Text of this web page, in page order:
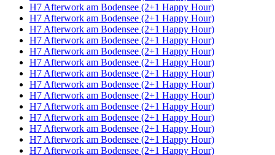
H7 Afterwork am Bodensee (2+1 Happy Hour)
H7 Afterwork am Bodensee (2+1 Happy Hour)
H7 Afterwork am Bodensee (2+1 Happy Hour)
H7 Afterwork am Bodensee (2+1 Happy Hour)
H7 Afterwork am Bodensee (2+1 Happy Hour)
H7 Afterwork am Bodensee (2+1 Happy Hour)
H7 Afterwork am Bodensee (2+1 Happy Hour)
H7 Afterwork am Bodensee (2+1 Happy Hour)
H7 Afterwork am Bodensee (2+1 Happy Hour)
H7 Afterwork am Bodensee (2+1 Happy Hour)
H7 Afterwork am Bodensee (2+1 Happy Hour)
H7 Afterwork am Bodensee (2+1 Happy Hour)
H7 Afterwork am Bodensee (2+1 Happy Hour)
H7 Afterwork am Bodensee (2+1 Happy Hour)